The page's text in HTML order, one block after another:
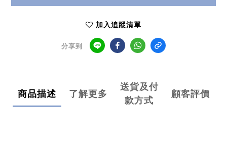
加入追蹤清單
分享到
商品描述 了解更多
送貨及付
款方式
顧客評價